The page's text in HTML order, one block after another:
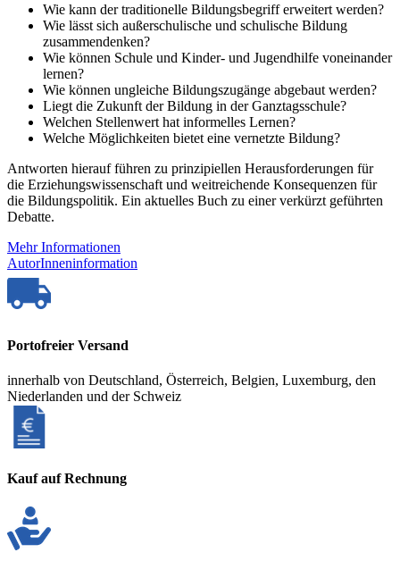
Wie kann der traditionelle Bildungsbegriff erweitert werden?
Wie lässt sich außerschulische und schulische Bildung
zusammendenken?
Wie können Schule und Kinder- und Jugendhilfe voneinander
lernen?
Wie können ungleiche Bildungszugänge abgebaut werden?
Liegt die Zukunft der Bildung in der Ganztagsschule?
Welchen Stellenwert hat informelles Lernen?
Welche Möglichkeiten bietet eine vernetzte Bildung?
Antworten hierauf führen zu prinzipiellen Herausforderungen für
die Erziehungswissenschaft und weitreichende Konsequenzen für
die Bildungspolitik. Ein aktuelles Buch zu einer verkürzt geführten
Debatte.
Mehr Informationen
AutorInneninformation
Portofreier Versand
innerhalb von Deutschland, Österreich, Belgien, Luxemburg, den
Niederlanden und der Schweiz
Kauf auf Rechnung